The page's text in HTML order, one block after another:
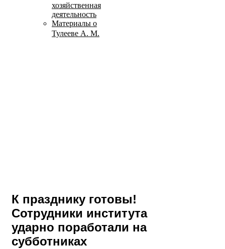
хозяйственная
деятельность
Материалы о
Тулееве А. М.
К празднику готовы!
Сотрудники института
ударно поработали на
субботниках